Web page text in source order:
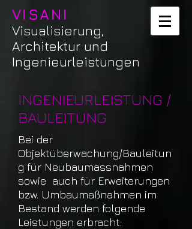
VISANI
Visualisierung,
Architektur und
Ingenieurleistungen​
INGENIEURLEISTUNG /
BAULEITUNG
Bei der
Objektüberwachung/Bauleitun
g für Neubaumassnahmen
sowie auch für Erweiterungen
bzw. Umbaumaßnahmen im
Bestand werden folgende
Leistungen erbracht: